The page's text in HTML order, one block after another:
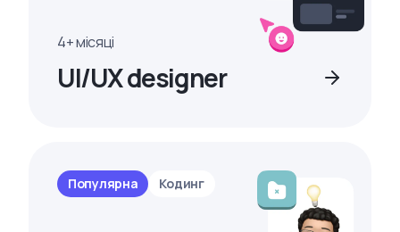
4+ місяці
UI/UX designer
Популярна Кодинг